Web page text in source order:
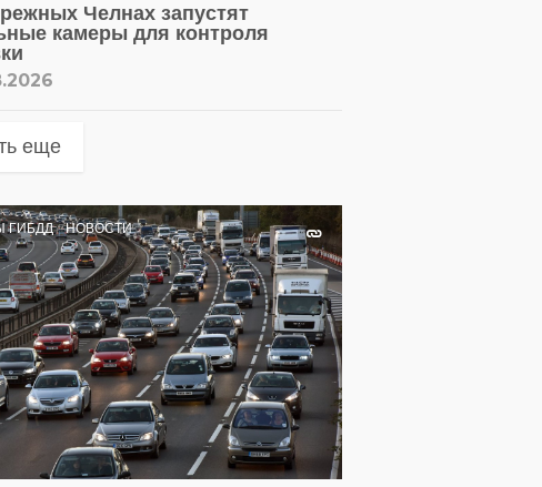
Челнах запустят
камеры для контроля
еще
ГИБДД НОВОСТИ